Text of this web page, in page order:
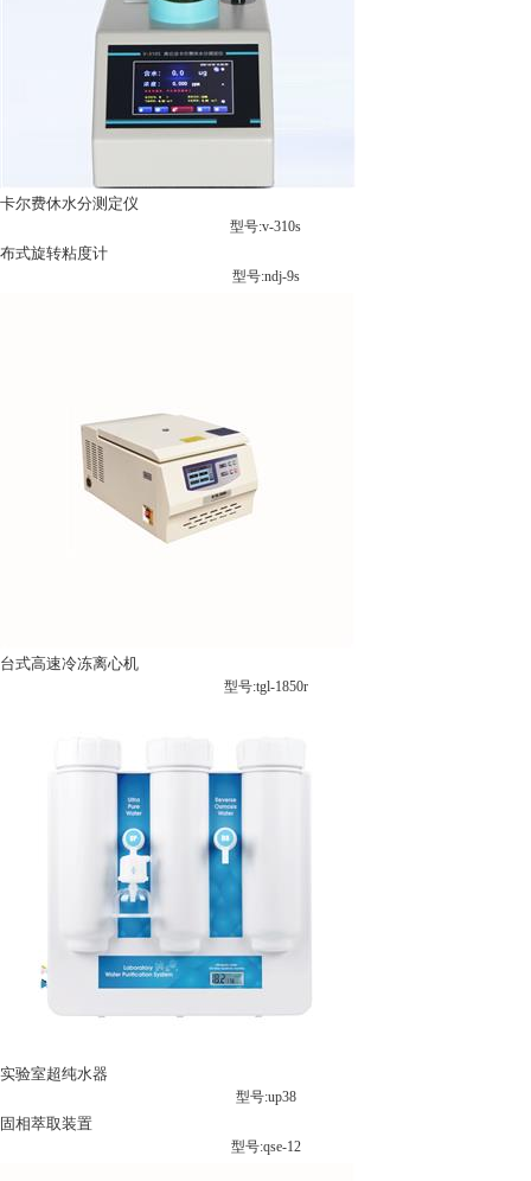
卡尔费休水分测定仪
型号:v-310s
布式旋转粘度计
型号:ndj-9s
台式高速冷冻离心机
型号:tgl-1850r
实验室超纯水器
型号:up38
固相萃取装置
型号:qse-12